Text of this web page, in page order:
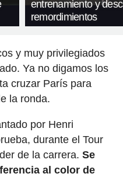
entrenamiento y
remordimientos
y muy privilegiados
Ya no digamos los
cruzar París para
la ronda.
por Henri
durante el Tour
de la carrera. Se
al color de